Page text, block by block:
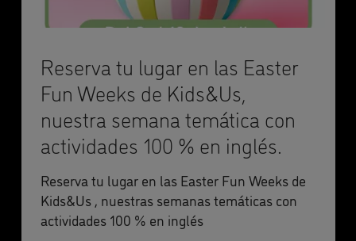
Reserva tu lugar en las Easter
Fun Weeks de Kids&Us,
nuestra semana temática con
actividades 100 % en inglés.
Reserva tu lugar en las Easter Fun Weeks de
Kids&Us , nuestras semanas temáticas con
actividades 100 % en inglés